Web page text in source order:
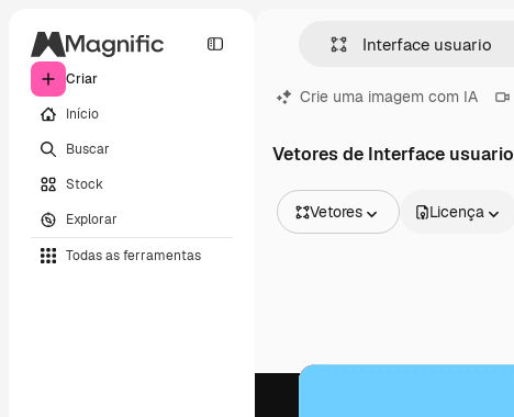
Criar
Início
Buscar
Stock
Explorar
Todas as ferramentas
Crie uma imagem com IA
Vetores de Interface usuario
Vetores
Vídeos
Licença